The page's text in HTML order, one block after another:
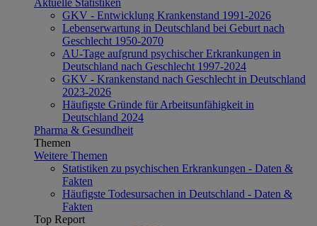
GKV - Entwicklung Krankenstand 1991-2026
Lebenserwartung in Deutschland bei Geburt nach
Geschlecht 1950-2070
AU-Tage aufgrund psychischer Erkrankungen in
Deutschland nach Geschlecht 1997-2024
GKV - Krankenstand nach Geschlecht in Deutschland
2023-2026
Häufigste Gründe für Arbeitsunfähigkeit in
Deutschland 2024
Pharma & Gesundheit
Themen
Weitere Themen
Statistiken zu psychischen Erkrankungen - Daten &
Fakten
Häufigste Todesursachen in Deutschland - Daten &
Fakten
Top Report